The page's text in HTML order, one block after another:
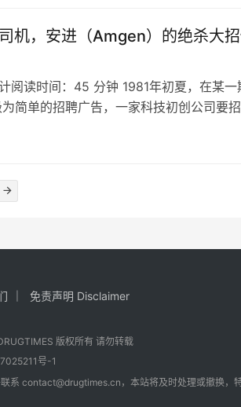
机，安进（Amgen）的绝杀大
阅读时间：45 分钟 1981年初夏，在某一
简单的招聘广告，一家科技初创公司要招
免责声明 Disclaimer
版权所有 请勿转载
号-1
系 contact@drugtimes.cn ，本站将及时处理或撤换，